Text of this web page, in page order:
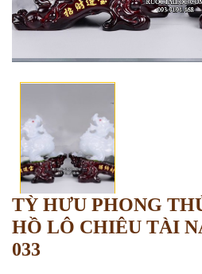
TỲ HƯU PHONG
HỒ LÔ CHIÊU TÀI
033